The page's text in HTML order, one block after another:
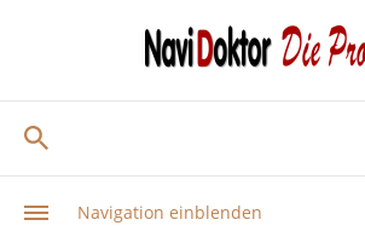
Navigation einblenden